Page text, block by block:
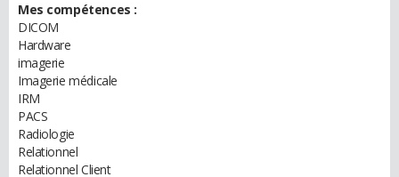
Mes compétences :
DICOM
Hardware
imagerie
Imagerie médicale
IRM
PACS
Radiologie
Relationnel
Relationnel Client